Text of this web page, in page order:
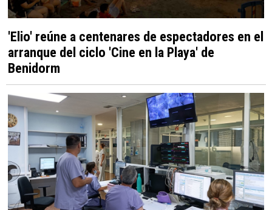
'Elio' reúne a centenares de espectadores en el
arranque del ciclo 'Cine en la Playa' de
Benidorm